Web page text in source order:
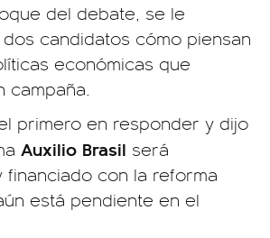
del debate, se le
candidatos cómo piensan
económicas que
campaña.
primero en responder y dijo
Auxilio Brasil será
financiado con la reforma
está pendiente en el